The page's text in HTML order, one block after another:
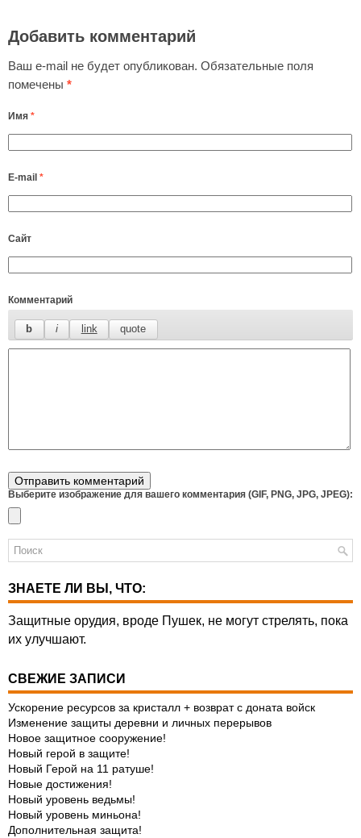
Добавить комментарий
Ваш e-mail не будет опубликован. Обязательные поля
помечены *
Имя *
E-mail *
Сайт
Комментарий
Выберите изображение для вашего комментария (GIF, PNG, JPG, JPEG):
ЗНАЕТЕ ЛИ ВЫ, ЧТО:
Защитные орудия, вроде Пушек, не могут стрелять, пока
их улучшают.
СВЕЖИЕ ЗАПИСИ
Ускорение ресурсов за кристалл + возврат с доната войск
Изменение защиты деревни и личных перерывов
Новое защитное сооружение!
Новый герой в защите!
Новый Герой на 11 ратуше!
Новые достижения!
Новый уровень ведьмы!
Новый уровень миньона!
Дополнительная защита!